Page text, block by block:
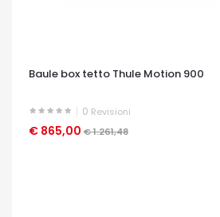
Baule box tetto Thule Motion 900
0 Revisioni
€ 865,00 € 1.261,48
OCCHIATA VELOCE